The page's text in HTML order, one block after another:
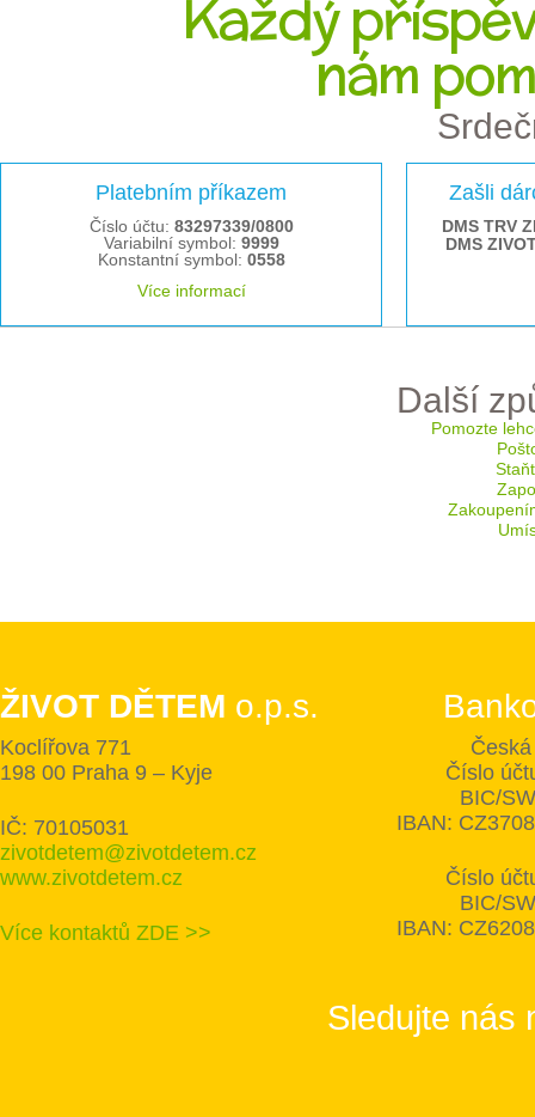
Každý
nám
Platebním příkazem
Číslo účtu: 83297339/0800
Variabilní symbol: 9999
Konstantní symbol: 0558
Více informací
Zašli
DMS TRV
DMS
Další
Pomozte
ŽIVOT DĚTEM o.p.s.
Koclířova 771
198 00 Praha 9 – Kyje
IČ: 70105031
zivotdetem@zivotdetem.cz
www.zivotdetem.cz
Více kontaktů ZDE >>
Číslo
BIC/
IBAN:
Číslo
BIC/
IBAN:
Sledujte nás